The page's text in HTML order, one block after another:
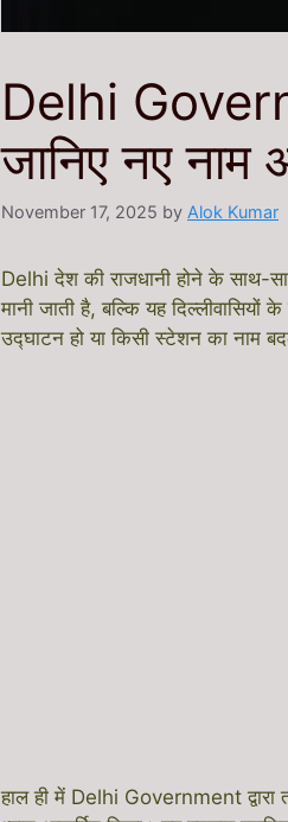
Delhi
जानिए नए
November 17, 2025 by Alok Kumar
Delhi देश की राजधानी होने के साथ-
मानी जाती है, बल्कि यह
उद्घाटन हो या किसी स्टेशन का नाम
हाल ही में Delhi Government